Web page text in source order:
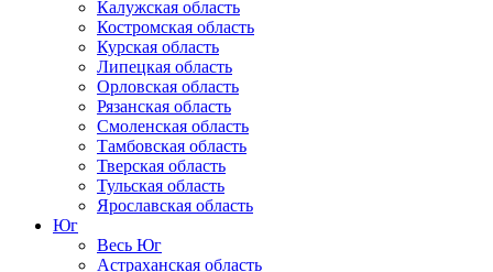
Калужская область
Костромская область
Курская область
Липецкая область
Орловская область
Рязанская область
Смоленская область
Тамбовская область
Тверская область
Тульская область
Ярославская область
Юг
Весь Юг
Астраханская область